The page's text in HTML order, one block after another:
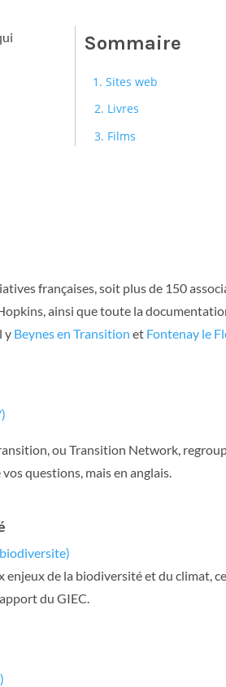
Sommaire
1. Sites web
2. Livres
3. Films
françaises, soit plus de 150
ainsi que toute la
y Beynes en Transition et Fontenay le
ou Transition Network,
questions, mais en anglais.
enjeux de la biodiversité et du climat,
du GIEC.